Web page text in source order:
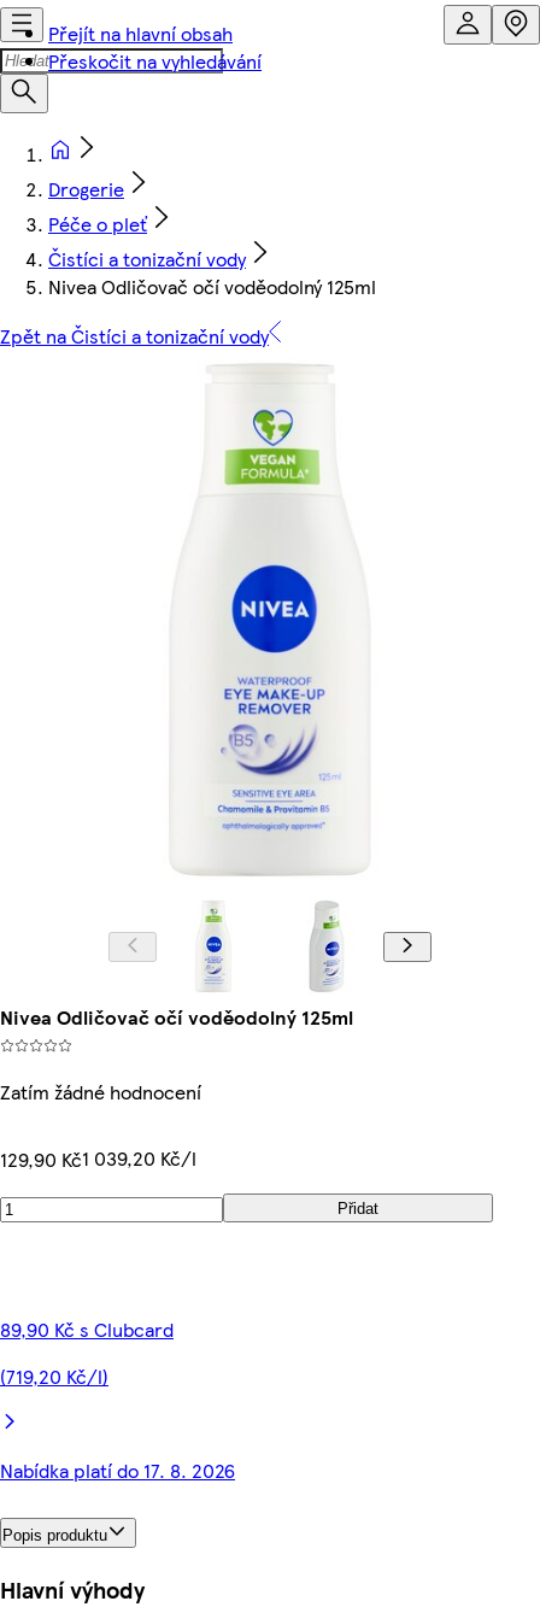
Přejít na hlavní obsah
Přeskočit na vyhledávání
Drogerie
Péče o pleť
Čistíci a tonizační vody
Nivea Odličovač očí voděodolný 125ml
Zpět na Čistíci a tonizační vody
Nivea Odličovač očí voděodolný 125ml
Zatím žádné hodnocení
129,90 Kč1 039,20 Kč/l
Přidat
89,90 Kč s Clubcard
(719,20 Kč/l)
Nabídka platí do 17. 8. 2026
Popis produktu
Hlavní výhody